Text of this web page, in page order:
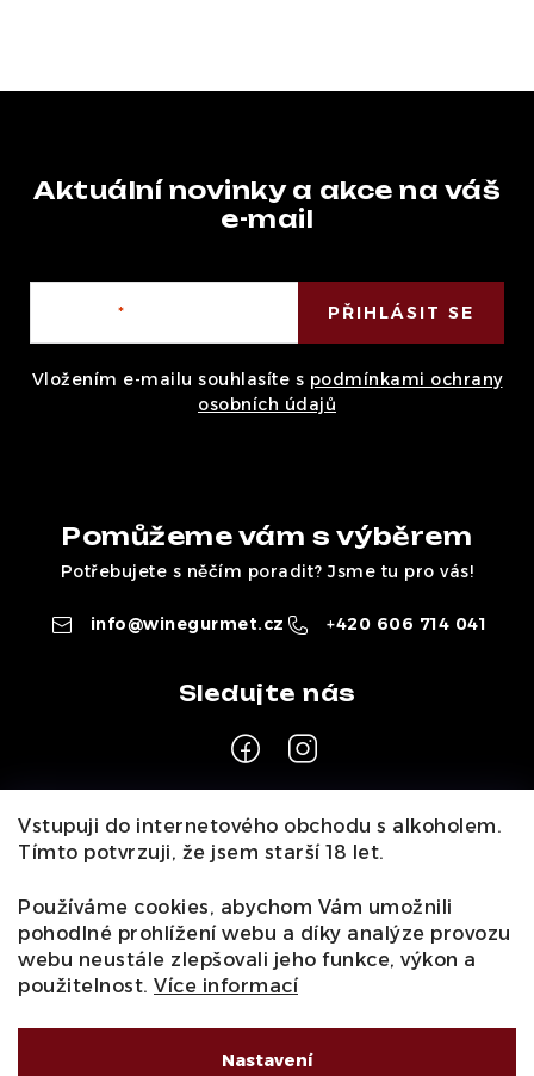
Vstupuji do internetového obchodu s alkoholem.
Tímto potvrzuji, že jsem starší 18 let.
Používáme cookies, abychom Vám umožnili
pohodlné prohlížení webu a díky analýze provozu
webu neustále zlepšovali jeho funkce, výkon a
použitelnost. Více informací
Nastavení
Pomůžeme vám s výběrem
Potřebujete s něčím poradit? Jsme tu pro vás!
info@winegurmet.cz +420 606 714 041
Aktuální novinky a akce na váš
e-mail
Vložením e-mailu souhlasíte s podmínkami ochrany
osobních údajů
PŘIHLÁSIT SE
Z
á
a
Pro zákazníky
O násNaši vinářiKontaktyWineclubKariéraB2B
Vinné zážitky
Informace